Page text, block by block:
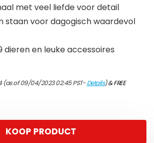
met veel liefde voor detail
staan voor dagogisch waardevol
dieren en leuke accessoires
(as of 09/04/2023 02:45 PST-Details)&FREE
KOOP PRODUCT